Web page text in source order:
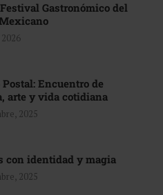
Gastronómico del
Encuentro de
arte y vida cotidiana
2025
con identidad y magia
2025